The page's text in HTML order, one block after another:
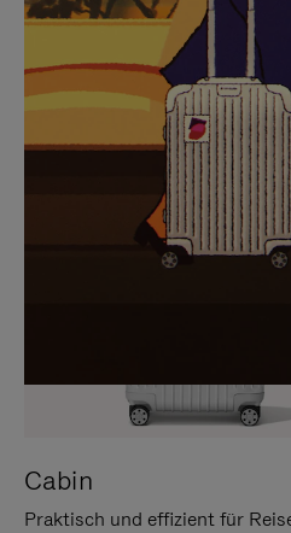
SIE,
UMDER
Cabin
Praktisch und effizient für